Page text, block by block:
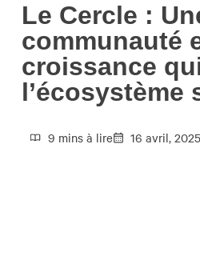
Le Cercle :
communauté
croissance
l’écosystème
9 mins à lire 16 avril, 2025